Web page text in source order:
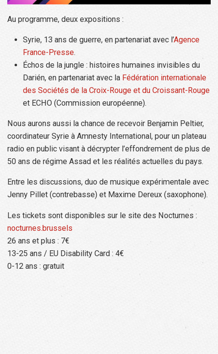
Au programme, deux expositions :
Syrie, 13 ans de guerre, en partenariat avec l’Agence
France-Presse.
Échos de la jungle : histoires humaines invisibles du
Darién, en partenariat avec la Fédération internationale
des Sociétés de la Croix-Rouge et du Croissant-Rouge
et ECHO (Commission européenne).
Nous aurons aussi la chance de recevoir Benjamin Peltier,
coordinateur Syrie à Amnesty International, pour un plateau
radio en public visant à décrypter l’effondrement de plus de
50 ans de régime Assad et les réalités actuelles du pays.
Entre les discussions, duo de musique expérimentale avec
Jenny Pillet (contrebasse) et Maxime Dereux (saxophone).
Les tickets sont disponibles sur le site des Nocturnes :
nocturnes.brussels
26 ans et plus : 7€
13-25 ans / EU Disability Card : 4€
0-12 ans : gratuit